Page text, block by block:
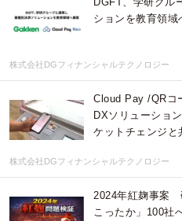
ションを教育領域
株式会社DGフィナンシャルテクノロジー
Cloud Pay /QRコ
DXソリューショ
ケットチェンジと
株式会社DGフィナンシャルテクノロジー
2024年紅麹事案
こったか」100